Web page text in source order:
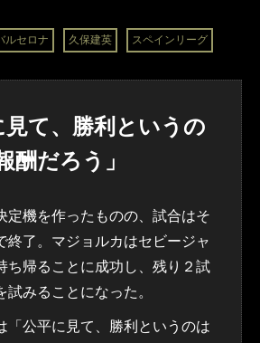
ルセロナ 久保建英 スペインリーグ
見て、勝利というの
酬だろう」
機を作ったものの、試合はそ
終了。マジョルカはセビージャ
ち帰ることに成功し、残り２試
みることになった。
公平に見て、勝利というのは